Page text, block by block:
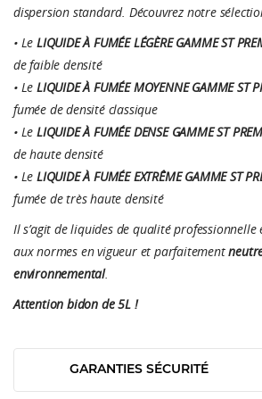
dispersion standard. Découvrez notre
• Le LIQUIDE À FUMÉE LÉGÈRE GAMME ST
de faible densité
• Le LIQUIDE À FUMÉE MOYENNE GAMME ST
fumée de densité classique
• Le LIQUIDE À FUMÉE DENSE GAMME ST
de haute densité
• Le LIQUIDE À FUMÉE EXTRÊME GAMME ST
fumée de très haute densité
Il s’agit de liquides de qualité
aux normes en vigueur et parfaitement
environnemental.
Attention bidon de 5L !
GARANTIES SÉCURITÉ